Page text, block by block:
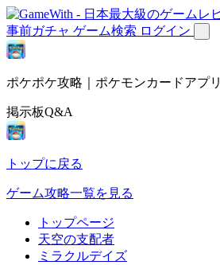
事前ガチャ ゲーム検索 ログイン
ポケポケ攻略｜ポケモンカードアプリ
掲示板Q&A
トップに戻る
ゲーム攻略一覧を見る
トップページ
天空の支配者
ミラクルデイズ